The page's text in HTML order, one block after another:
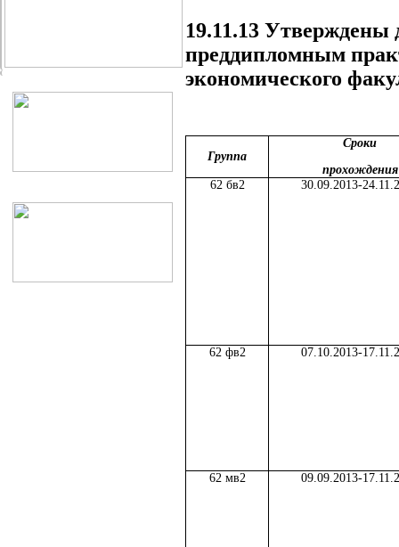
19.11.13 Утверждены
преддипломным
экономического
Группа
Сроки
прохождения
62 бв2
30.09.2013-
62 фв2 07.10.2013-
62 мв2 09.09.2013-